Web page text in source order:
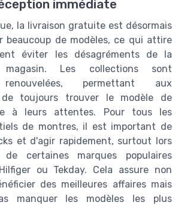
immédiate
la livraison gratuite est désormais
beaucoup de modèles, ce qui attire
éviter les désagréments de la
Les collections sont
renouvelées, permettant aux
de toujours trouver le modèle de
à leurs attentes. Pour tous les
de montres, il est important de
et d'agir rapidement, surtout lors
de certaines marques populaires
ou Tekday. Cela assure non
des meilleures affaires mais
manquer les modèles les plus